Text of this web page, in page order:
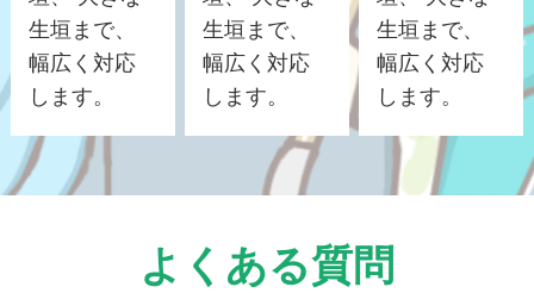
生垣まで、
幅広く対応
します。
生垣まで、
幅広く対応
します。
生垣まで、
幅広く対応
します。
よくある質問